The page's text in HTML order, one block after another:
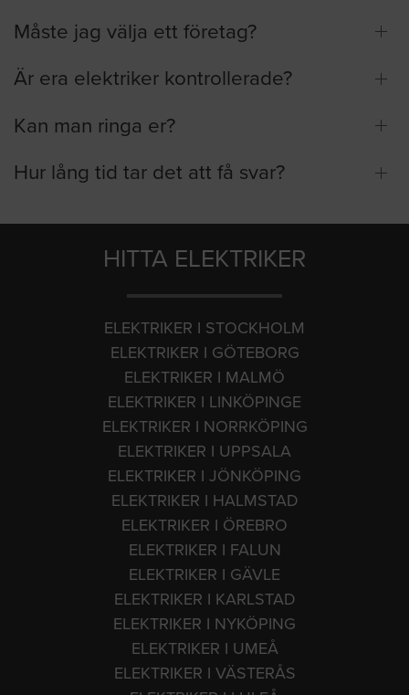
Måste jag välja ett företag?
Är era elektriker kontrollerade?
Kan man ringa er?
Hur lång tid tar det att få svar?
HITTA ELEKTRIKER
ELEKTRIKER I STOCKHOLM
ELEKTRIKER I GÖTEBORG
ELEKTRIKER I MALMÖ
ELEKTRIKER I LINKÖPINGE
ELEKTRIKER I NORRKÖPING
ELEKTRIKER I UPPSALA
ELEKTRIKER I JÖNKÖPING
ELEKTRIKER I HALMSTAD
ELEKTRIKER I ÖREBRO
ELEKTRIKER I FALUN
ELEKTRIKER I GÄVLE
ELEKTRIKER I KARLSTAD
ELEKTRIKER I NYKÖPING
ELEKTRIKER I UMEÅ
ELEKTRIKER I VÄSTERÅS